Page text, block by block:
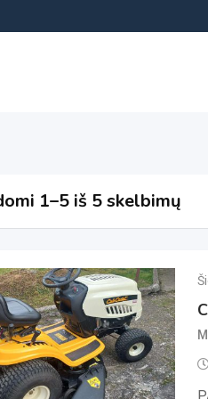
1–5 iš 5 skelbimų